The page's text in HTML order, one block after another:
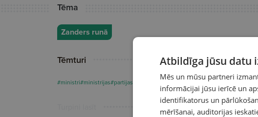
Tēma
Zanders runā
Tēmturi
#ministri#ministrijas#partijas
Atbildīga jūsu datu
Mēs un mūsu partneri
informācijai jūsu ierīcē un
identifikatorus un
mērīšanai, auditorijas